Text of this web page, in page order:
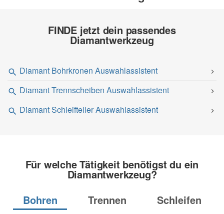
FINDE jetzt dein passendes
Diamantwerkzeug
Diamant Bohrkronen Auswahlassistent
Diamant Trennscheiben Auswahlassistent
Diamant Schleifteller Auswahlassistent
Für welche Tätigkeit benötigst du ein
Diamantwerkzeug?
Bohren
Trennen Schleifen